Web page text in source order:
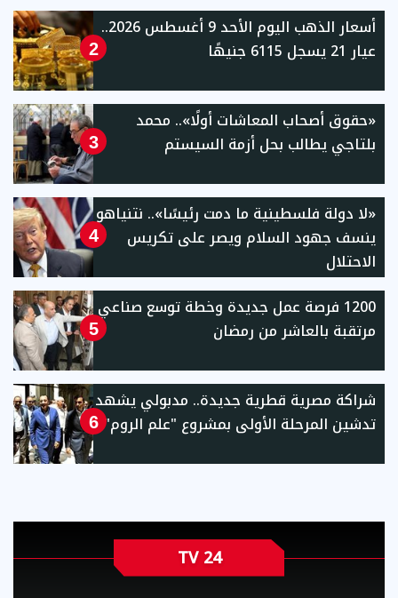
2
أسعار الذهب اليوم الأحد 9 أغسطس 2026..
عيار 21 يسجل 6115 جنيهًا
3
«حقوق أصحاب المعاشات أولًا».. محمد
بلتاجي يطالب بحل أزمة السيستم
4
«لا دولة فلسطينية ما دمت رئيسًا».. نتنياهو
ينسف جهود السلام ويصر على تكريس
الاحتلال
5
1200 فرصة عمل جديدة وخطة توسع صناعي
مرتقبة بالعاشر من رمضان
6
شراكة مصرية قطرية جديدة.. مدبولي يشهد
تدشين المرحلة الأولى بمشروع "علم الروم"
TV 24